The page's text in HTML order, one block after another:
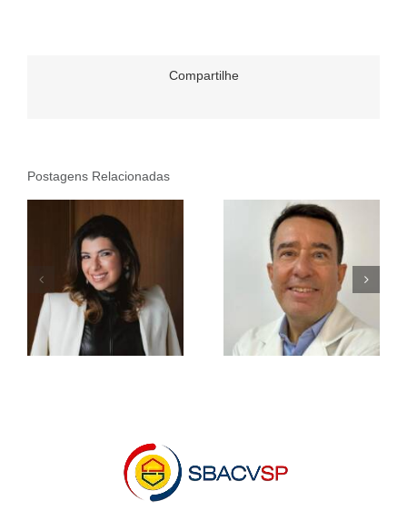
Compartilhe
Postagens Relacionadas